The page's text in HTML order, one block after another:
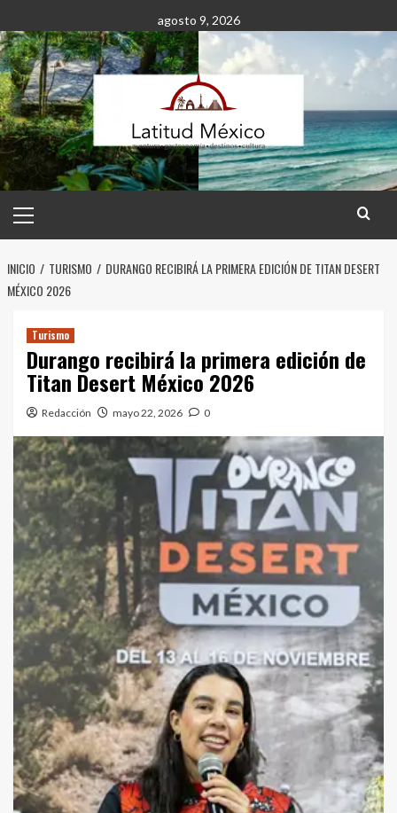
al
contenido
agosto 9, 2026
principal
INICIO TURISMO
DURANGO RECIBIRÁ LA PRIMERA EDICIÓN DE TITAN DESERT
MÉXICO 2026
Turismo
Durango recibirá la primera edición de
Titan Desert México 2026
Redacción mayo 22, 2026 0